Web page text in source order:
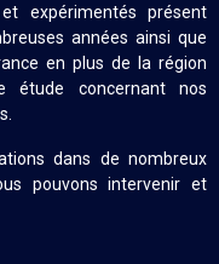
expérimentés présent
années ainsi que
en plus de la région
étude concernant nos
dans de nombreux
pouvons intervenir et